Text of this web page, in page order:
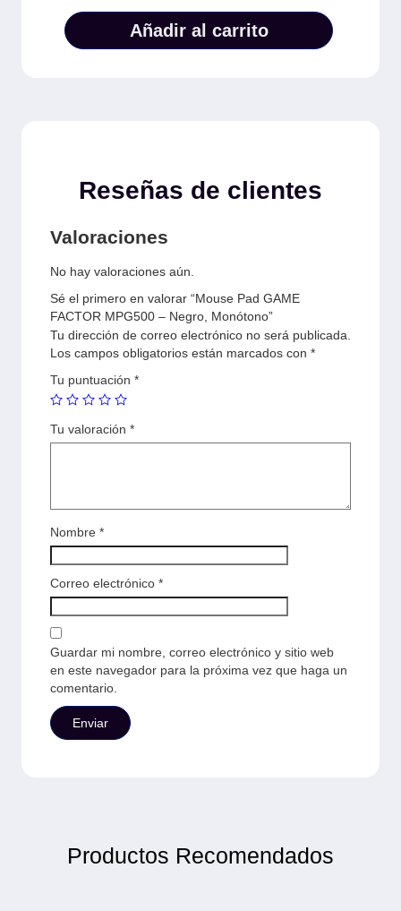
Añadir al carrito
Reseñas de clientes
Valoraciones
No hay valoraciones aún.
Sé el primero en valorar “Mouse Pad GAME
FACTOR MPG500 – Negro, Monótono”
Tu dirección de correo electrónico no será publicada.
Los campos obligatorios están marcados con *
Tu puntuación *
Tu valoración *
Nombre *
Correo electrónico *
Guardar mi nombre, correo electrónico y sitio web
en este navegador para la próxima vez que haga un
comentario.
Productos Recomendados